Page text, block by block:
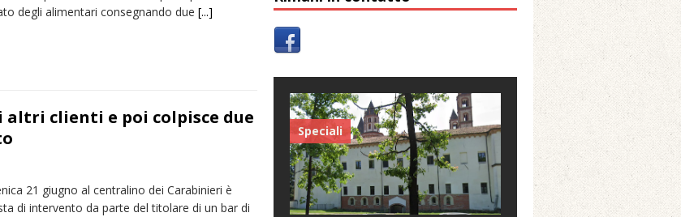
degli alimentari consegnando due [...]
clienti e poi colpisce due
21 giugno al centralino dei Carabinieri è
di intervento da parte del titolare di un bar di
Speciali